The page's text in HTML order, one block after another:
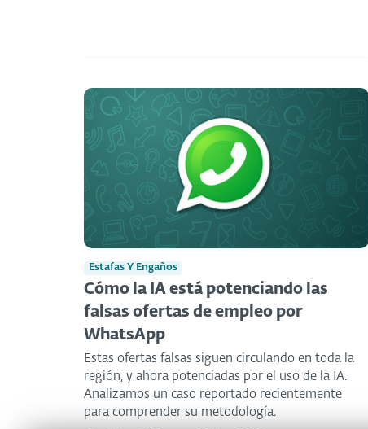
Estafas Y Engaños
Cómo la IA está potenciando las
falsas ofertas de empleo por
WhatsApp
Estas ofertas falsas siguen circulando en toda la
región, y ahora potenciadas por el uso de la IA.
Analizamos un caso reportado recientemente
para comprender su metodología.